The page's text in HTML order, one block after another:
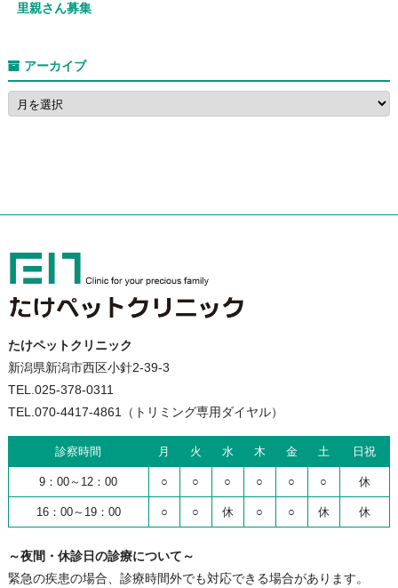
里親さん募集
アーカイブ
たけペットクリニック
新潟県新潟市西区小針2-39-3
TEL.025-378-0311
TEL.070-4417-4861（トリミング専用ダイヤル）
診察時間 月 火 水 木 金 土 日祝
9：00～12：00 ○ ○ ○ ○ ○ ○ 休
16：00～19：00 ○ ○ 休 ○ ○ 休 休
～夜間・休診日の診療について～
緊急の疾患の場合、診療時間外でも対応できる場合があります。